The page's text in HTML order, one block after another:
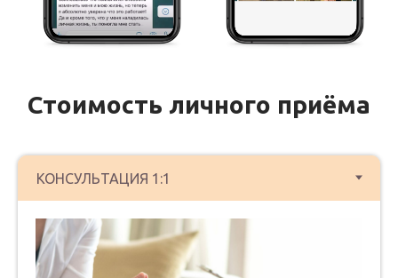
Стоимость личного приёма